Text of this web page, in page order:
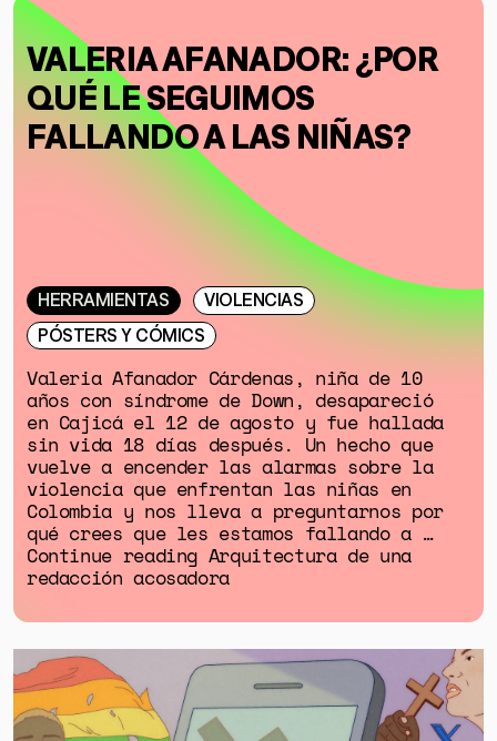
VALERIA AFANADOR: ¿POR
QUÉ LE SEGUIMOS
FALLANDO A LAS NIÑAS?
HERRAMIENTAS
VIOLENCIAS
PÓSTERS Y CÓMICS
Valeria Afanador Cárdenas, niña de 10
años con síndrome de Down, desapareció
en Cajicá el 12 de agosto y fue hallada
sin vida 18 días después. Un hecho que
vuelve a encender las alarmas sobre la
violencia que enfrentan las niñas en
Colombia y nos lleva a preguntarnos por
qué crees que les estamos fallando a …
Continue reading Arquitectura de una
redacción acosadora